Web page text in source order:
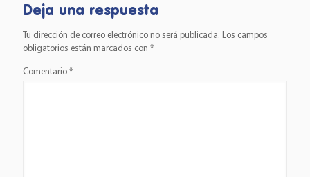
Deja una respuesta
Tu dirección de correo electrónico no será publicada. Los campos
obligatorios están marcados con *
Comentario *